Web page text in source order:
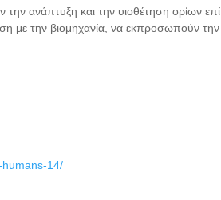
ανάπτυξη και την υιοθέτηση ορίων επί
με την βιομηχανία, να εκπροσωπούν την
14/